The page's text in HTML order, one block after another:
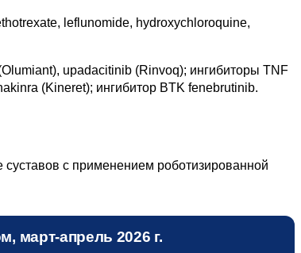
leflunomide, hydroxychloroquine,
upadacitinib (Rinvoq); ингибиторы TNF
(Kineret); ингибитор BTK fenebrutinib.
суставов с применением роботизированной
март-апрель 2026 г.